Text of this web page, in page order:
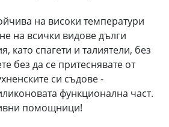
на високи температури
на всички видове дълги
като спагети и талиятели, без
без да се притеснявате от
си съдове -
функционална част.
помощници!